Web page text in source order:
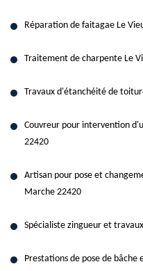
Réparation de faitagae Le
Traitement de charpente Le
Travaux d'étanchéité de
Couvreur pour intervention
22420
Artisan pour pose et
Marche 22420
Spécialiste zingueur et
Prestations de pose de